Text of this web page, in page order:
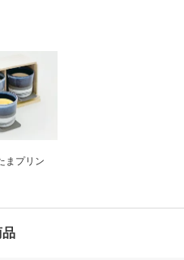
まプリン
品